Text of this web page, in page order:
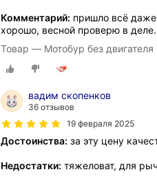
Комментарий: пришло всё даже
хорошо, весной проверю в деле.
Товар — Мотобур без двигателя
вадим скопенков
36 отзывов
19 февраля 2025
Достоинства: за эту цену
Недостатки: тяжеловат, для